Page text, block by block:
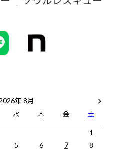
2026年 8月
水 木 金
土
1
5 6 7
8